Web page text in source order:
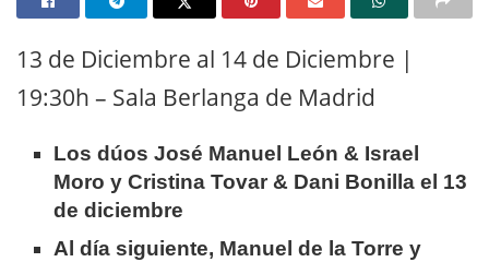
13 de Diciembre al 14 de Diciembre |
19:30h – Sala Berlanga de Madrid
Los dúos José Manuel León & Israel
Moro y Cristina Tovar & Dani Bonilla el 13
de diciembre
Al día siguiente, Manuel de la Torre y